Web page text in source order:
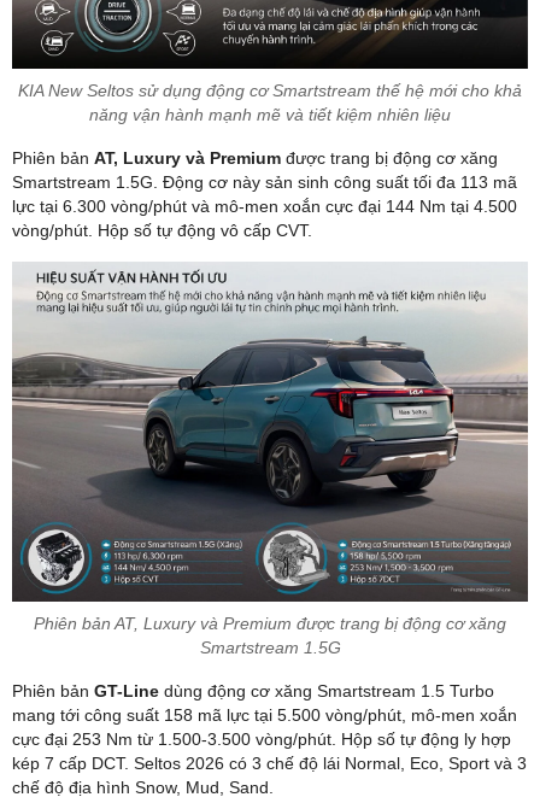
KIA New Seltos sử dụng động cơ Smartstream thế hệ mới cho khả
năng vận hành mạnh mẽ và tiết kiệm nhiên liệu
Phiên bản AT, Luxury và Premium được trang bị động cơ xăng
Smartstream 1.5G. Động cơ này sản sinh công suất tối đa 113 mã
lực tại 6.300 vòng/phút và mô-men xoắn cực đại 144 Nm tại 4.500
vòng/phút. Hộp số tự động vô cấp CVT.
Phiên bản AT, Luxury và Premium được trang bị động cơ xăng
Smartstream 1.5G
Phiên bản GT-Line dùng động cơ xăng Smartstream 1.5 Turbo
mang tới công suất 158 mã lực tại 5.500 vòng/phút, mô-men xoắn
cực đại 253 Nm từ 1.500-3.500 vòng/phút. Hộp số tự động ly hợp
kép 7 cấp DCT. Seltos 2026 có 3 chế độ lái Normal, Eco, Sport và 3
chế độ địa hình Snow, Mud, Sand.